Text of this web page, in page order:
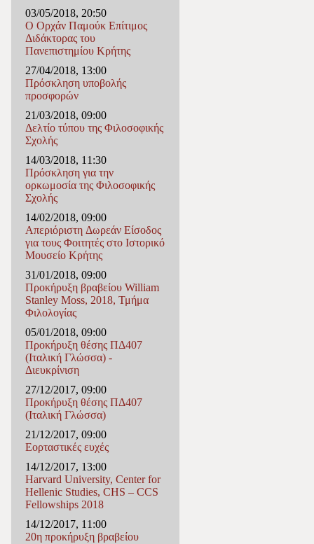
03/05/2018, 20:50
Ο Ορχάν Παμούκ Επίτιμος
Διδάκτορας του
Πανεπιστημίου Κρήτης
27/04/2018, 13:00
Πρόσκληση υποβολής
προσφορών
21/03/2018, 09:00
Δελτίο τύπου της Φιλοσοφικής
Σχολής
14/03/2018, 11:30
Πρόσκληση για την
ορκωμοσία της Φιλoσοφικής
Σχολής
14/02/2018, 09:00
Απεριόριστη Δωρεάν Είσοδος
για τους Φοιτητές στο Ιστορικό
Μουσείο Κρήτης
31/01/2018, 09:00
Προκήρυξη βραβείου William
Stanley Moss, 2018, Τμήμα
Φιλολογίας
05/01/2018, 09:00
Προκήρυξη θέσης ΠΔ407
(Ιταλική Γλώσσα) -
Διευκρίνιση
27/12/2017, 09:00
Προκήρυξη θέσης ΠΔ407
(Ιταλική Γλώσσα)
21/12/2017, 09:00
Εορταστικές ευχές
14/12/2017, 13:00
Harvard University, Center for
Hellenic Studies, CHS – CCS
Fellowships 2018
14/12/2017, 11:00
20η προκήρυξη βραβείου